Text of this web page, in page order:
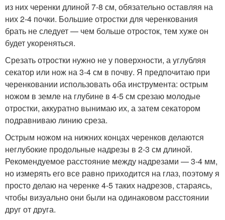
из них черенки длиной 7-8 см, обязательно оставляя на
них 2-4 почки. Большие отростки для черенкования
брать не следует — чем больше отросток, тем хуже он
будет укореняться.
Срезать отростки нужно не у поверхности, а углубляя
секатор или нож на 3-4 см в почву. Я предпочитаю при
черенковании использовать оба инструмента: острым
ножом в земле на глубине в 4-5 см срезаю молодые
отростки, аккуратно вынимаю их, а затем секатором
подравниваю линию среза.
Острым ножом на нижних концах черенков делаются
неглубокие продольные надрезы в 2-3 см длиной.
Рекомендуемое расстояние между надрезами — 3-4 мм,
но измерять его все равно приходится на глаз, поэтому я
просто делаю на черенке 4-5 таких надрезов, стараясь,
чтобы визуально они были на одинаковом расстоянии
друг от друга.